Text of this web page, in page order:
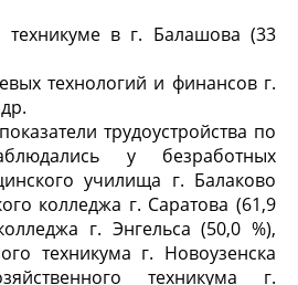
в г. Балашова (33
технологий и финансов г.
трудоустройства по
у безработных
училища г. Балаково
колледжа г. Саратова (61,9
г. Энгельса (50,0 %),
техникума г. Новоузенска
техникума г.